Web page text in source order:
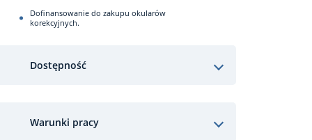
Dofinansowanie do zakupu okularów
korekcyjnych.
Dostępność
Warunki pracy